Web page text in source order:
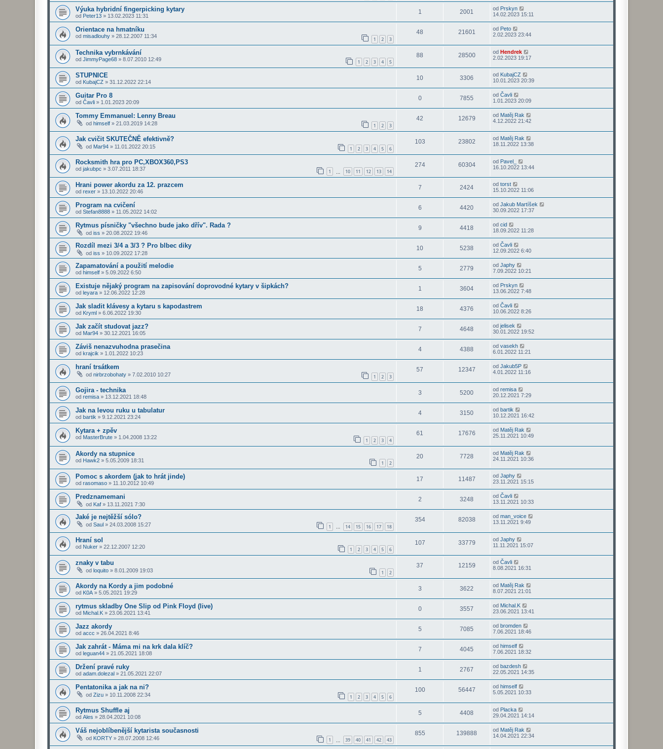
Výuka hybridní fingerpicking kytary
od Peter13 » 13.02.2023 11:31
1 2001 od Prskyn
14.02.2023 15:11
Orientace na hmatníku
od misadlouhy » 28.12.2007 11:34 1 2 3
48 21601 od Peto
2.02.2023 23:44
Technika vybrnkávání
od JimmyPage68 » 8.07.2010 12:49 1 2 3 4 5
88 28500 od Hendrek
2.02.2023 19:17
STUPNICE
od KubajCZ » 31.12.2022 22:14
10 3306 od KubajCZ
10.01.2023 20:39
Guitar Pro 8
od Čavli » 1.01.2023 20:09
0 7855 od Čavli
1.01.2023 20:09
Tommy Emmanuel: Lenny Breau
od himself » 21.03.2019 14:28 1 2 3
42 12679 od Matěj Rak
4.12.2022 21:42
Jak cvičit SKUTEČNĚ efektivně?
od Mar94 » 11.01.2022 20:15 1 2 3 4 5 6
103 23802 od Matěj Rak
18.11.2022 13:38
Rocksmith hra pro PC,XBOX360,PS3
od jakubpc » 3.07.2011 18:37 1 10 11 12 13 14
274 60304 od Pavel_
16.10.2022 13:44
Hrani power akordu za 12. prazcem
od rexer » 13.10.2022 20:46
7 2424 od torst
15.10.2022 11:06
Program na cvičení
od Stefan8888 » 11.05.2022 14:02
6 4420 od Jakub Martíšek
30.09.2022 17:37
Rytmus písničky "všechno bude jako dřív". Rada ?
od iss » 20.08.2022 19:46
9 4418 od cid
18.09.2022 11:28
Rozdíl mezi 3/4 a 3/3 ? Pro blbec diky
od iss » 10.09.2022 17:28
10 5238 od Čavli
12.09.2022 6:40
Zapamatování a použití melodie
od himself » 5.09.2022 6:50
5 2779 od Japhy
7.09.2022 10:21
Existuje nějaký program na zapisování doprovodné kytary v šipkách?
od leyara » 12.06.2022 12:28
1 3604 od Prskyn
13.06.2022 7:48
Jak sladit klávesy a kytaru s kapodastrem
od Kryml » 6.06.2022 19:30
18 4376 od Čavli
10.06.2022 8:26
Jak začít studovat jazz?
od Mar94 » 30.12.2021 16:05
7 4648 od jelisek
30.01.2022 19:52
Záviš nenazvuhodna prasečina
od krajcik » 1.01.2022 10:23
4 4388 od vasekh
6.01.2022 11:21
hraní trsátkem
od nirbrzobohaty » 7.02.2010 10:27 1 2 3
57 12347 od Jakub5P
4.01.2022 11:16
Gojira - technika
od remisa » 13.12.2021 18:48
3 5200 od remisa
20.12.2021 7:29
Jak na levou ruku u tabulatur
od bartik » 9.12.2021 23:24
4 3150 od bartik
10.12.2021 16:42
Kytara + zpěv
od MasterBrute » 1.04.2008 13:22 1 2 3 4
61 17676 od Matěj Rak
25.11.2021 10:49
Akordy na stupnice
od Hawk2 » 5.05.2009 18:31 1 2
20 7728 od Matěj Rak
24.11.2021 10:36
Pomoc s akordem (jak to hrát jinde)
od rasomaso » 11.10.2012 10:49
17 11487 od Japhy
23.11.2021 15:15
Predznamemani
od Kaf » 13.11.2021 7:30
2 3248 od Čavli
13.11.2021 10:33
Jaké je nejtěžší sólo?
od Saul » 24.03.2008 15:27 1 … 14 15 16 17 18
354 82038 od man_voice
13.11.2021 9:49
Hraní sol
od Nuker » 22.12.2007 12:20 1 2 3 4 5 6
107 33779 od Japhy
11.11.2021 15:07
znaky v tabu
od loquito » 8.01.2009 19:03 1 2
37 12159 od Čavli
8.08.2021 16:31
Akordy na Kordy a jim podobné
od K0A » 5.05.2021 19:29
3 3622 od Matěj Rak
8.07.2021 21:01
rytmus skladby One Slip od Pink Floyd (live)
od Michal.K » 23.06.2021 13:41
0 3557 od Michal.K
23.06.2021 13:41
Jazz akordy
od accc » 26.04.2021 8:46
5 7085 od bromden
7.06.2021 18:46
Jak zahrát - Máma mi na krk dala klíč?
od leguan44 » 21.05.2021 18:08
7 4045 od himself
7.06.2021 18:32
Držení pravé ruky
od adam.dolezal » 21.05.2021 22:07
1 2767 od bazdesh
22.05.2021 14:35
Pentatonika a jak na ni?
od Zizu » 10.11.2008 22:34 1 2 3 4 5 6
100 56447 od himself
5.05.2021 10:33
Rytmus Shuffle aj
od Ales » 28.04.2021 10:08
5 4408 od Placka
29.04.2021 14:14
Váš nejoblíbenější kytarista současnosti
od KORTY » 28.07.2008 12:46 1 39 40 41 42 43
855 139888 od Matěj Rak
14.04.2021 22:34